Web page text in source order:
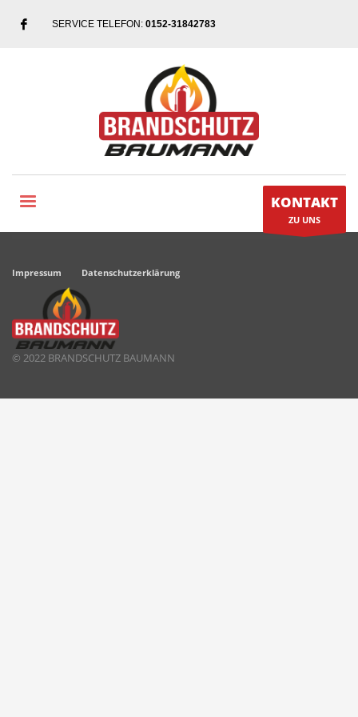
SERVICE TELEFON: 0152-31842783
KONTAKT
ZU UNS
Impressum Datenschutzerklärung
© 2022 BRANDSCHUTZ BAUMANN